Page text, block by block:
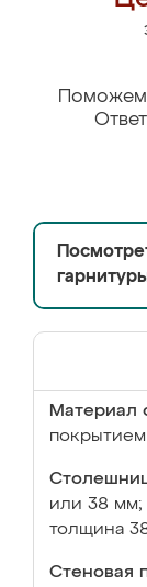
Поможем
Материал
покрытием
или 38 мм;
толщина
Стеновая